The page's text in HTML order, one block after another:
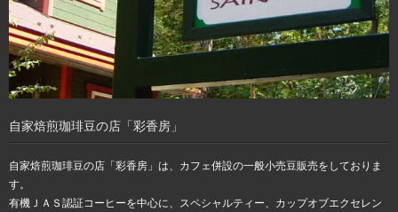
自家焙煎珈琲豆の店「彩香房」
自家焙煎珈琲豆の店「彩香房」は、カフェ併設の一般小売豆販売をしておりま
す。
有機ＪＡＳ認証コーヒーを中心に、スペシャルティー、カップオブエクセレン